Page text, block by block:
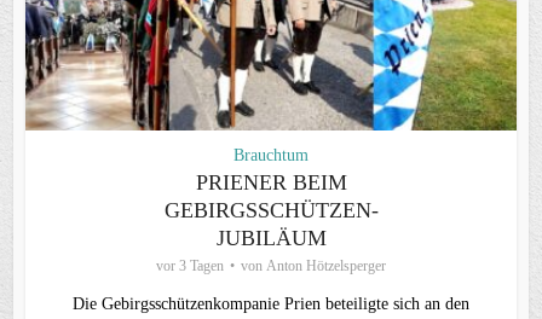
Brauchtum
PRIENER BEIM
GEBIRGSSCHÜTZEN-
JUBILÄUM
vor 3 Tagen von Anton Hötzelsperger
Die Gebirgsschützenkompanie Prien beteiligte sich an den